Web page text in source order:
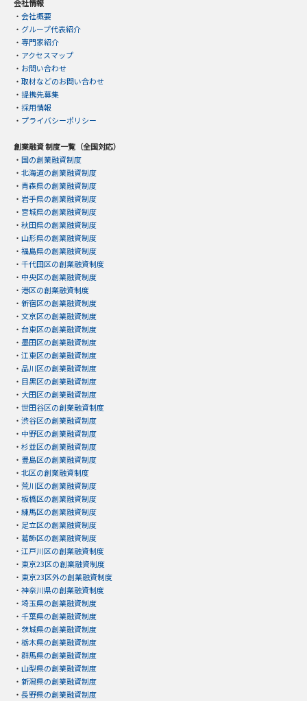
会社情報
・ 会社概要
・ グループ代表紹介
・ 専門家紹介
・ アクセスマップ
・ お問い合わせ
・ 取材などのお問い合わせ
・ 提携先募集
・ 採用情報
・ プライバシーポリシー
創業融資 制度一覧（全国対応）
・ 国の創業融資制度
・ 北海道の創業融資制度
・ 青森県の創業融資制度
・ 岩手県の創業融資制度
・ 宮城県の創業融資制度
・ 秋田県の創業融資制度
・ 山形県の創業融資制度
・ 福島県の創業融資制度
・ 千代田区の創業融資制度
・ 中央区の創業融資制度
・ 港区の創業融資制度
・ 新宿区の創業融資制度
・ 文京区の創業融資制度
・ 台東区の創業融資制度
・ 墨田区の創業融資制度
・ 江東区の創業融資制度
・ 品川区の創業融資制度
・ 目黒区の創業融資制度
・ 大田区の創業融資制度
・ 世田谷区の創業融資制度
・ 渋谷区の創業融資制度
・ 中野区の創業融資制度
・ 杉並区の創業融資制度
・ 豊島区の創業融資制度
・ 北区の創業融資制度
・ 荒川区の創業融資制度
・ 板橋区の創業融資制度
・ 練馬区の創業融資制度
・ 足立区の創業融資制度
・ 葛飾区の創業融資制度
・ 江戸川区の創業融資制度
・ 東京23区の創業融資制度
・ 東京23区外の創業融資制度
・ 神奈川県の創業融資制度
・ 埼玉県の創業融資制度
・ 千葉県の創業融資制度
・ 茨城県の創業融資制度
・ 栃木県の創業融資制度
・ 群馬県の創業融資制度
・ 山梨県の創業融資制度
・ 新潟県の創業融資制度
・ 長野県の創業融資制度